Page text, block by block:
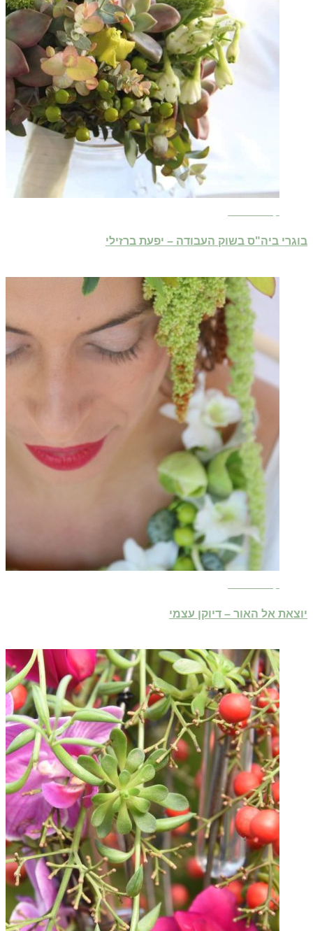
בוגרי ביה"ס בשוק העבודה – יפעת ברזילי
יוצאת אל האור – דיוקן עצמי